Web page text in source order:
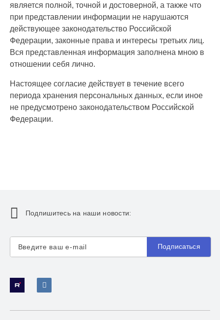
является полной, точной и достоверной, а также что
при представлении информации не нарушаются
действующее законодательство Российской
Федерации, законные права и интересы третьих лиц.
Вся представленная информация заполнена мною в
отношении себя лично.
Настоящее согласие действует в течение всего
периода хранения персональных данных, если иное
не предусмотрено законодательством Российской
Федерации.
Подпишитесь на наши новости:
Подписаться